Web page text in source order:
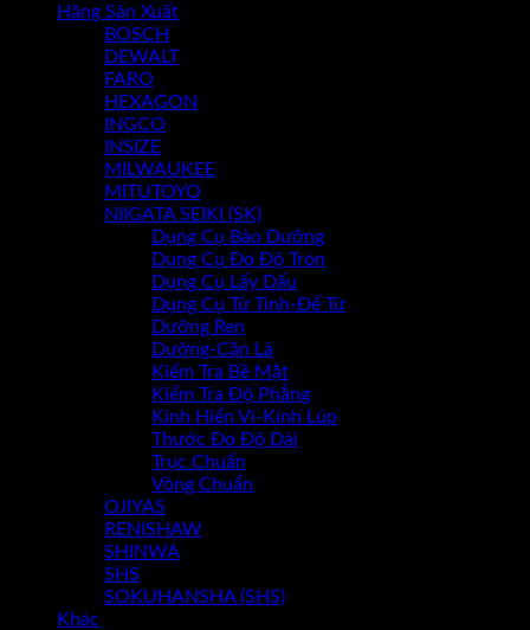
Chưa có sản phẩm trong giỏ hàng.
Hãng Sản Xuất
BOSCH
DEWALT
FARO
HEXAGON
INGCO
INSIZE
MILWAUKEE
MITUTOYO
NIIGATA SEIKI (SK)
Dụng Cụ Bảo Dưỡng
Dụng Cụ Đo Độ Tròn
Dụng Cụ Lấy Dấu
Dụng Cụ Từ Tính-Đế Từ
Dưỡng Ren
Dưỡng-Căn Lá
Kiểm Tra Bề Mặt
Kiểm Tra Độ Phẳng
Kính Hiển Vi-Kính Lúp
Thước Đo Độ Dài
Trục Chuẩn
Vòng Chuẩn
OJIYAS
RENISHAW
SHINWA
SHS
SOKUHANSHA (SHS)
Khác